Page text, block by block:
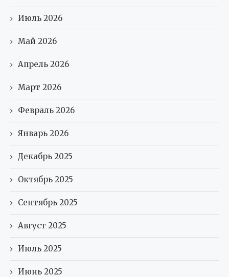
Июль 2026
Май 2026
Апрель 2026
Март 2026
Февраль 2026
Январь 2026
Декабрь 2025
Октябрь 2025
Сентябрь 2025
Август 2025
Июль 2025
Июнь 2025